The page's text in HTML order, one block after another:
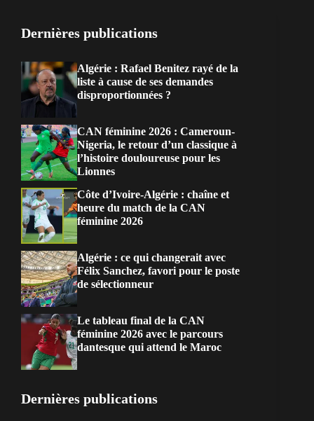
Dernières publications
Algérie : Rafael Benitez rayé de la
liste à cause de ses demandes
disproportionnées ?
CAN féminine 2026 : Cameroun-
Nigeria, le retour d’un classique à
l’histoire douloureuse pour les
Lionnes
Côte d’Ivoire-Algérie : chaîne et
heure du match de la CAN
féminine 2026
Algérie : ce qui changerait avec
Félix Sanchez, favori pour le poste
de sélectionneur
Le tableau final de la CAN
féminine 2026 avec le parcours
dantesque qui attend le Maroc
Dernières publications